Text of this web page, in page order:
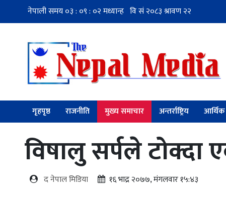
गृहपृष्ठ राजनीति मुख्य समाचार अन्तर्राष्ट्रिय आर्थिक
विषालु सर्पले टोक्दा
द नेपाल मिडिया १६ भाद्र २०७७, मंगलवार १५:४३